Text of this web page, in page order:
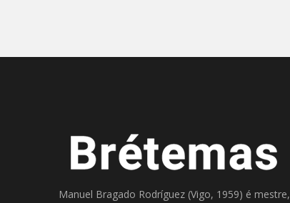
Manuel Bragado Rodríguez (Vigo, 1959) é mestre,